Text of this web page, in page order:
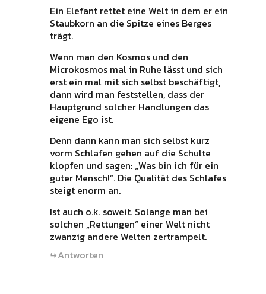
Ein Elefant rettet eine Welt in dem er ein
Staubkorn an die Spitze eines Berges
trägt.
Wenn man den Kosmos und den
Microkosmos mal in Ruhe lässt und sich
erst ein mal mit sich selbst beschäftigt,
dann wird man feststellen, dass der
Hauptgrund solcher Handlungen das
eigene Ego ist.
Denn dann kann man sich selbst kurz
vorm Schlafen gehen auf die Schulte
klopfen und sagen: „Was bin ich für ein
guter Mensch!“. Die Qualität des Schlafes
steigt enorm an.
Ist auch o.k. soweit. Solange man bei
solchen „Rettungen“ einer Welt nicht
zwanzig andere Welten zertrampelt.
Antworten